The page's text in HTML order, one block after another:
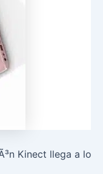
Kinect llega a los